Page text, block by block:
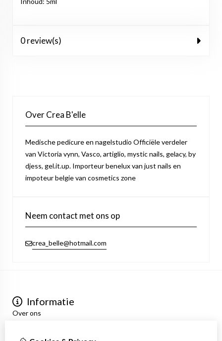
0 review(s)
Over Crea B'elle
Medische pedicure en nagelstudio Officiële verdeler
van Victoria vynn, Vasco, artiglio, mystic nails, gelacy, by
djess, gel.it.up. Importeur benelux van just nails en
impoteur belgie van cosmetics zone
Neem contact met ons op
crea_belle@hotmail.com
Informatie
Over ons
Algemene voorwaarden